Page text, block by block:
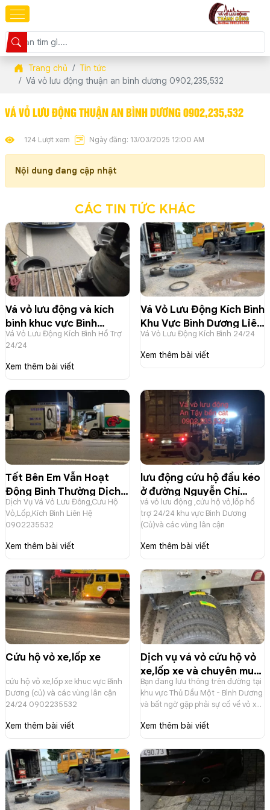
Trang chủ
Tin tức
Vá vỏ lưu động thuận an bình dương 0902,235,532
VÁ VỎ LƯU ĐỘNG THUẬN AN BÌNH DƯƠNG 0902,235,532
124 Lượt xem Ngày đăng: 13/03/2025 12:00 AM
Nội dung đang cập nhật
CÁC TIN TỨC KHÁC
Vá vỏ lưu động và kích
bình khuc vực Bình
Dương (củ) và lân cận
liên hệ 0902235532
Vá Vỏ Lưu Động Kích Bình Hổ Trợ
24/24
Xem thêm bài viết
Vá Vỏ Lưu Động Kích Bình
Khu Vực Bình Dương Liên
Hệ 0902235532
Vá Vỏ Lưu Động Kích Bình 24/24
Xem thêm bài viết
Tết Bên Em Vẫn Hoạt
Động Bình Thường Dịch
Vụ Vá Vỏ Lưu Đông,Cưu
Hộ Vỏ,Lốp,Kích Bình
Dịch Vụ Vá Vỏ Lưu Đông,Cưu Hộ
Vỏ,Lốp,Kích Bình Liên Hệ
0902235532
Xem thêm bài viết
lưu động cứu hộ đầu kéo
ở đường Nguyễn Chí
Thah An Tây Bến Cát
(Bình Dương Củ)
vá vỏ lưu động ,cứu hộ vỏ,lốp hổ
trợ 24/24 khu vực Bình Dương
(Củ)và các vùng lân cận
Xem thêm bài viết
Cứu hộ vỏ xe,lốp xe
cứu hộ vỏ xe,lốp xe khuc vực Bình
Dương (củ) và các vùng lân cận
24/24 0902235532
Xem thêm bài viết
Dịch vụ vá vỏ cứu hộ vỏ
xe,lốp xe và chuyên mua
bán vỏ xe mới và vỏ xe
đã qua sử dụng
0902235532
Bạn đang lưu thông trên đường tại
khu vực Thủ Dầu Một - Bình Dương
và bất ngờ gặp phải sự cố về vỏ xe?
lắng, đặc biệt là vào ban đêm hoặc
muốn liên hệ ngay dịch vụ vá vỏ xe
gần đây để được hỗ trợ nhanh
Động Thành Công! Chúng tôi là
đơn vị chuyên cung cấp dịch vụ vá
vỏ xe gần đây nhanh chóng,
Xem thêm bài viết